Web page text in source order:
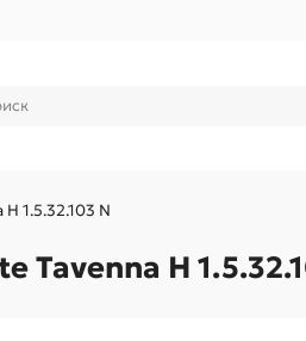
1.5.32.103 N
Tavenna H